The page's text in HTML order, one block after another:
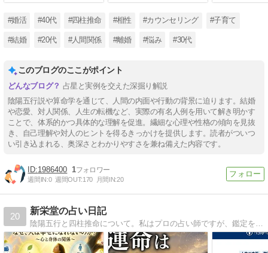
#婚活 #40代 #四柱推命 #相性 #カウンセリング #子育て
#結婚 #20代 #人間関係 #離婚 #悩み #30代
このブログのここがポイント
占星と実例を交えた深掘り解説
陰陽五行説や算命学を通じて、人間の内面や行動の背景に迫ります。結婚
や恋愛、対人関係、人生の転機など、実際の有名人例を用いて解き明かす
ことで、体系的かつ具体的な理解を促進。繊細な心理や性格の傾向を見抜
き、自己理解や対人のヒントを得るきっかけを提供します。読者がついつ
い引き込まれる、奥深さとわかりやすさを兼ね備えた内容です。
1986400 1
週間IN:0 週間OUT:170 月間IN:20
20
新栄堂の占い日記
陰陽五行と四柱推命について。私はプロの占い師ですが、鑑定をしながら日頃感じる事…を書いております。